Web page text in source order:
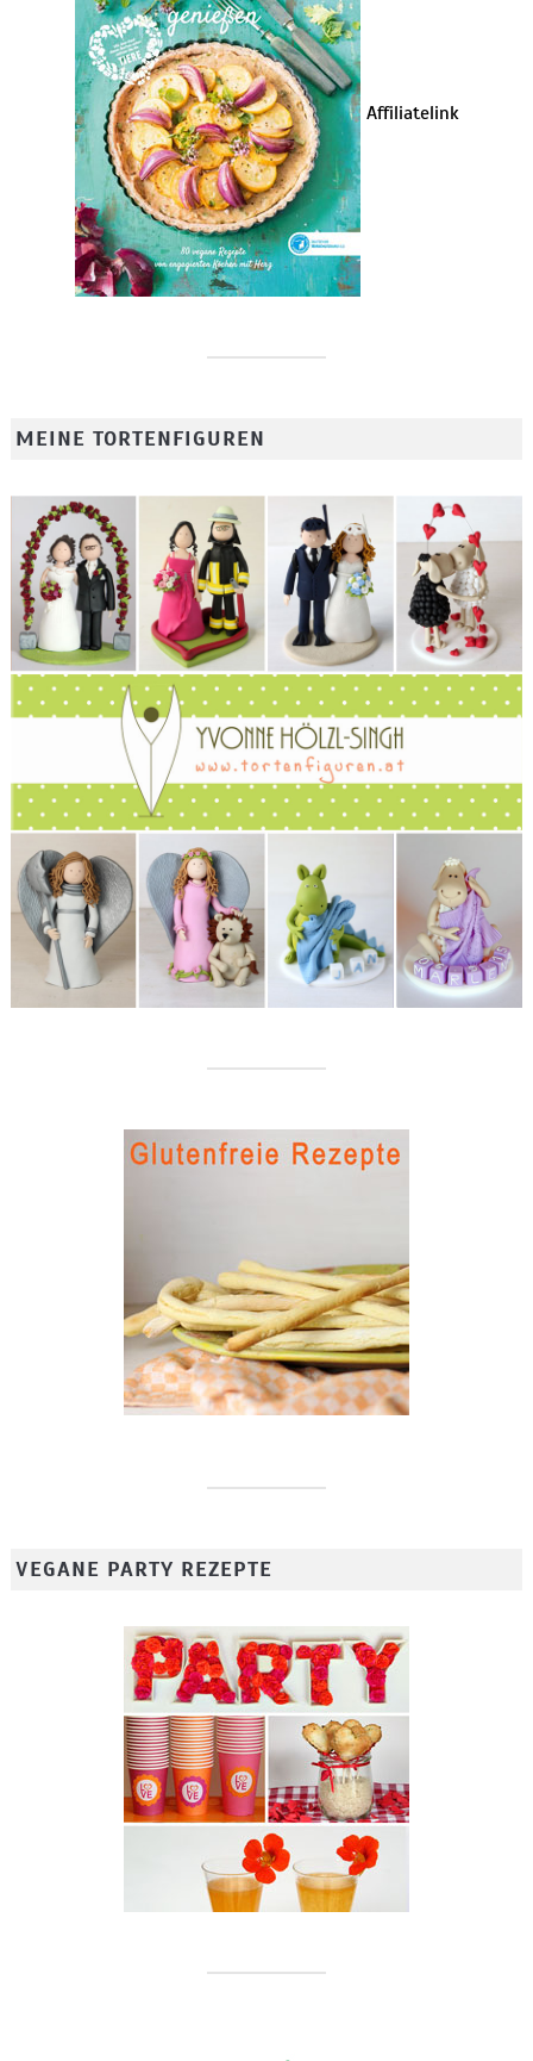
Affiliatelink
MEINE TORTENFIGUREN
VEGANE PARTY REZEPTE